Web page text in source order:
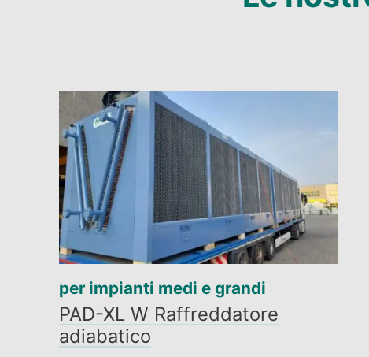
per impianti medi e grandi
PAD-XL W Raffreddatore
adiabatico